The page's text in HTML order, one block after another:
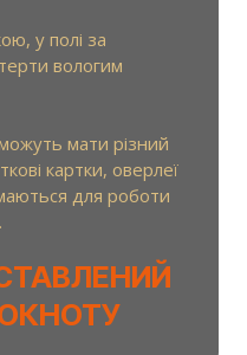
у полі за
вологим
мати різний
картки, оверлеї
для роботи